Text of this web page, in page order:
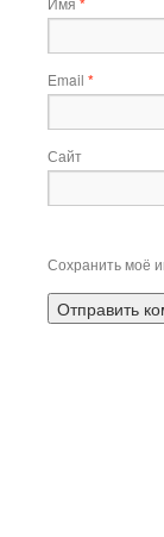
Email *
Сайт
Сохранить моё